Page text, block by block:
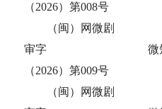
（2026）第008号
（闽）网微剧
审字
（2026）第009号
微
（闽）网微剧